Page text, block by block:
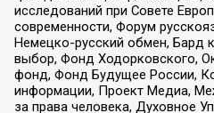
исследований при Совете
современности, Форум
Немецко-русский обмен, Бард
выбор, Фонд Ходорковского,
фонд, Фонд Будущее России,
информации, Проект Медиа,
за права человека, Духовное